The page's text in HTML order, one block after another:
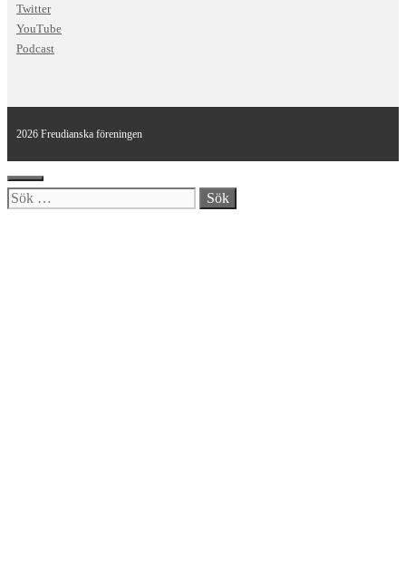
Twitter
YouTube
Podcast
2026 Freudianska föreningen
Stäng
Sök